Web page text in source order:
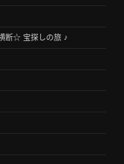
断☆ 宝探しの旅 ♪